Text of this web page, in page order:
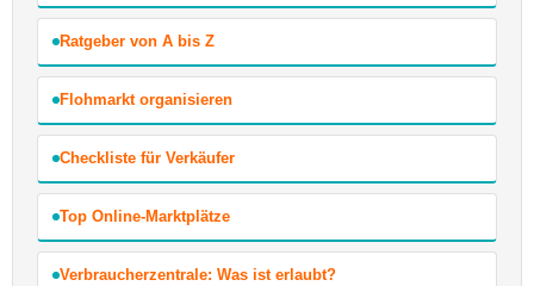
Ratgeber von A bis Z
Flohmarkt organisieren
Checkliste für Verkäufer
Top Online-Marktplätze
Verbraucherzentrale: Was ist erlaubt?